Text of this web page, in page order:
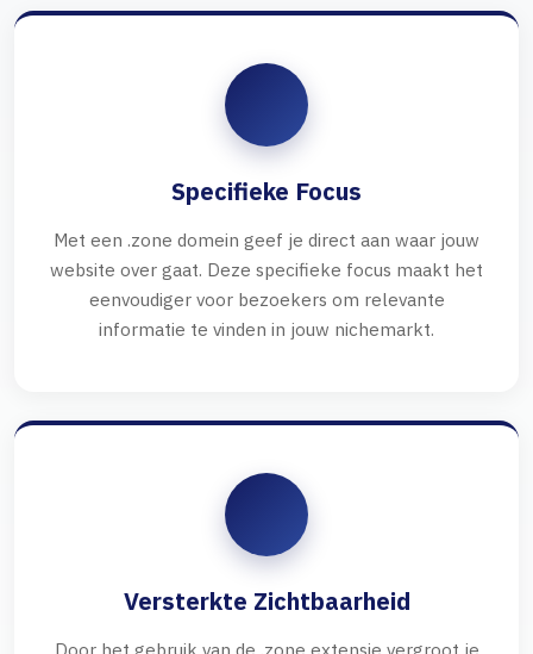
Specifieke Focus
Met een .zone domein geef je direct aan waar jouw
website over gaat. Deze specifieke focus maakt het
eenvoudiger voor bezoekers om relevante
informatie te vinden in jouw nichemarkt.
Versterkte Zichtbaarheid